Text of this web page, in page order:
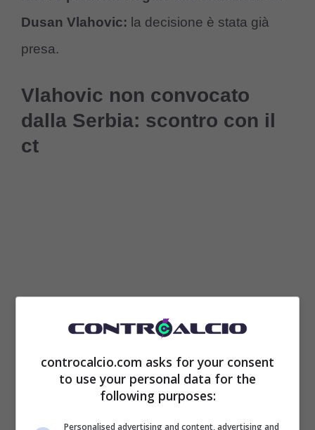
Dusan Vlahovic: la decisione è stata già
presa.
Vlahovic non convocato
dalla Serbia: scontro con il
ct
Dusan Vlahovic non è stato convocato
per le prossime partite di
Nations League.Difficile immaginare che
controcalcio.com asks for your consent
to use your personal data for the
following purposes:
Personalised advertising and content, advertising and